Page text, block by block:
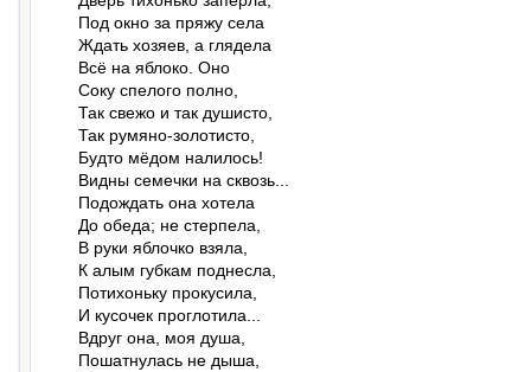
Под окно за пряжу села
Ждать хозяев, а глядела
Всё на яблоко. Оно
Соку спелого полно,
Так свежо и так душисто,
Так румяно-золотисто,
Будто мёдом налилось!
Видны семечки на сквозь...
Подождать она хотела
До обеда; не стерпела,
В руки яблочко взяла,
К алым губкам поднесла,
Потихоньку прокусила,
И кусочек проглотила...
Вдруг она, моя душа,
Пошатнулась не дыша,